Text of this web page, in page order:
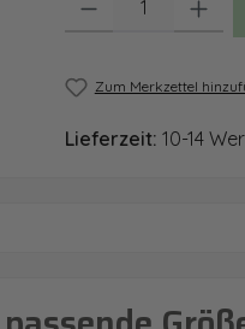
Zum Merkzettel
Lieferzeit: 10-14